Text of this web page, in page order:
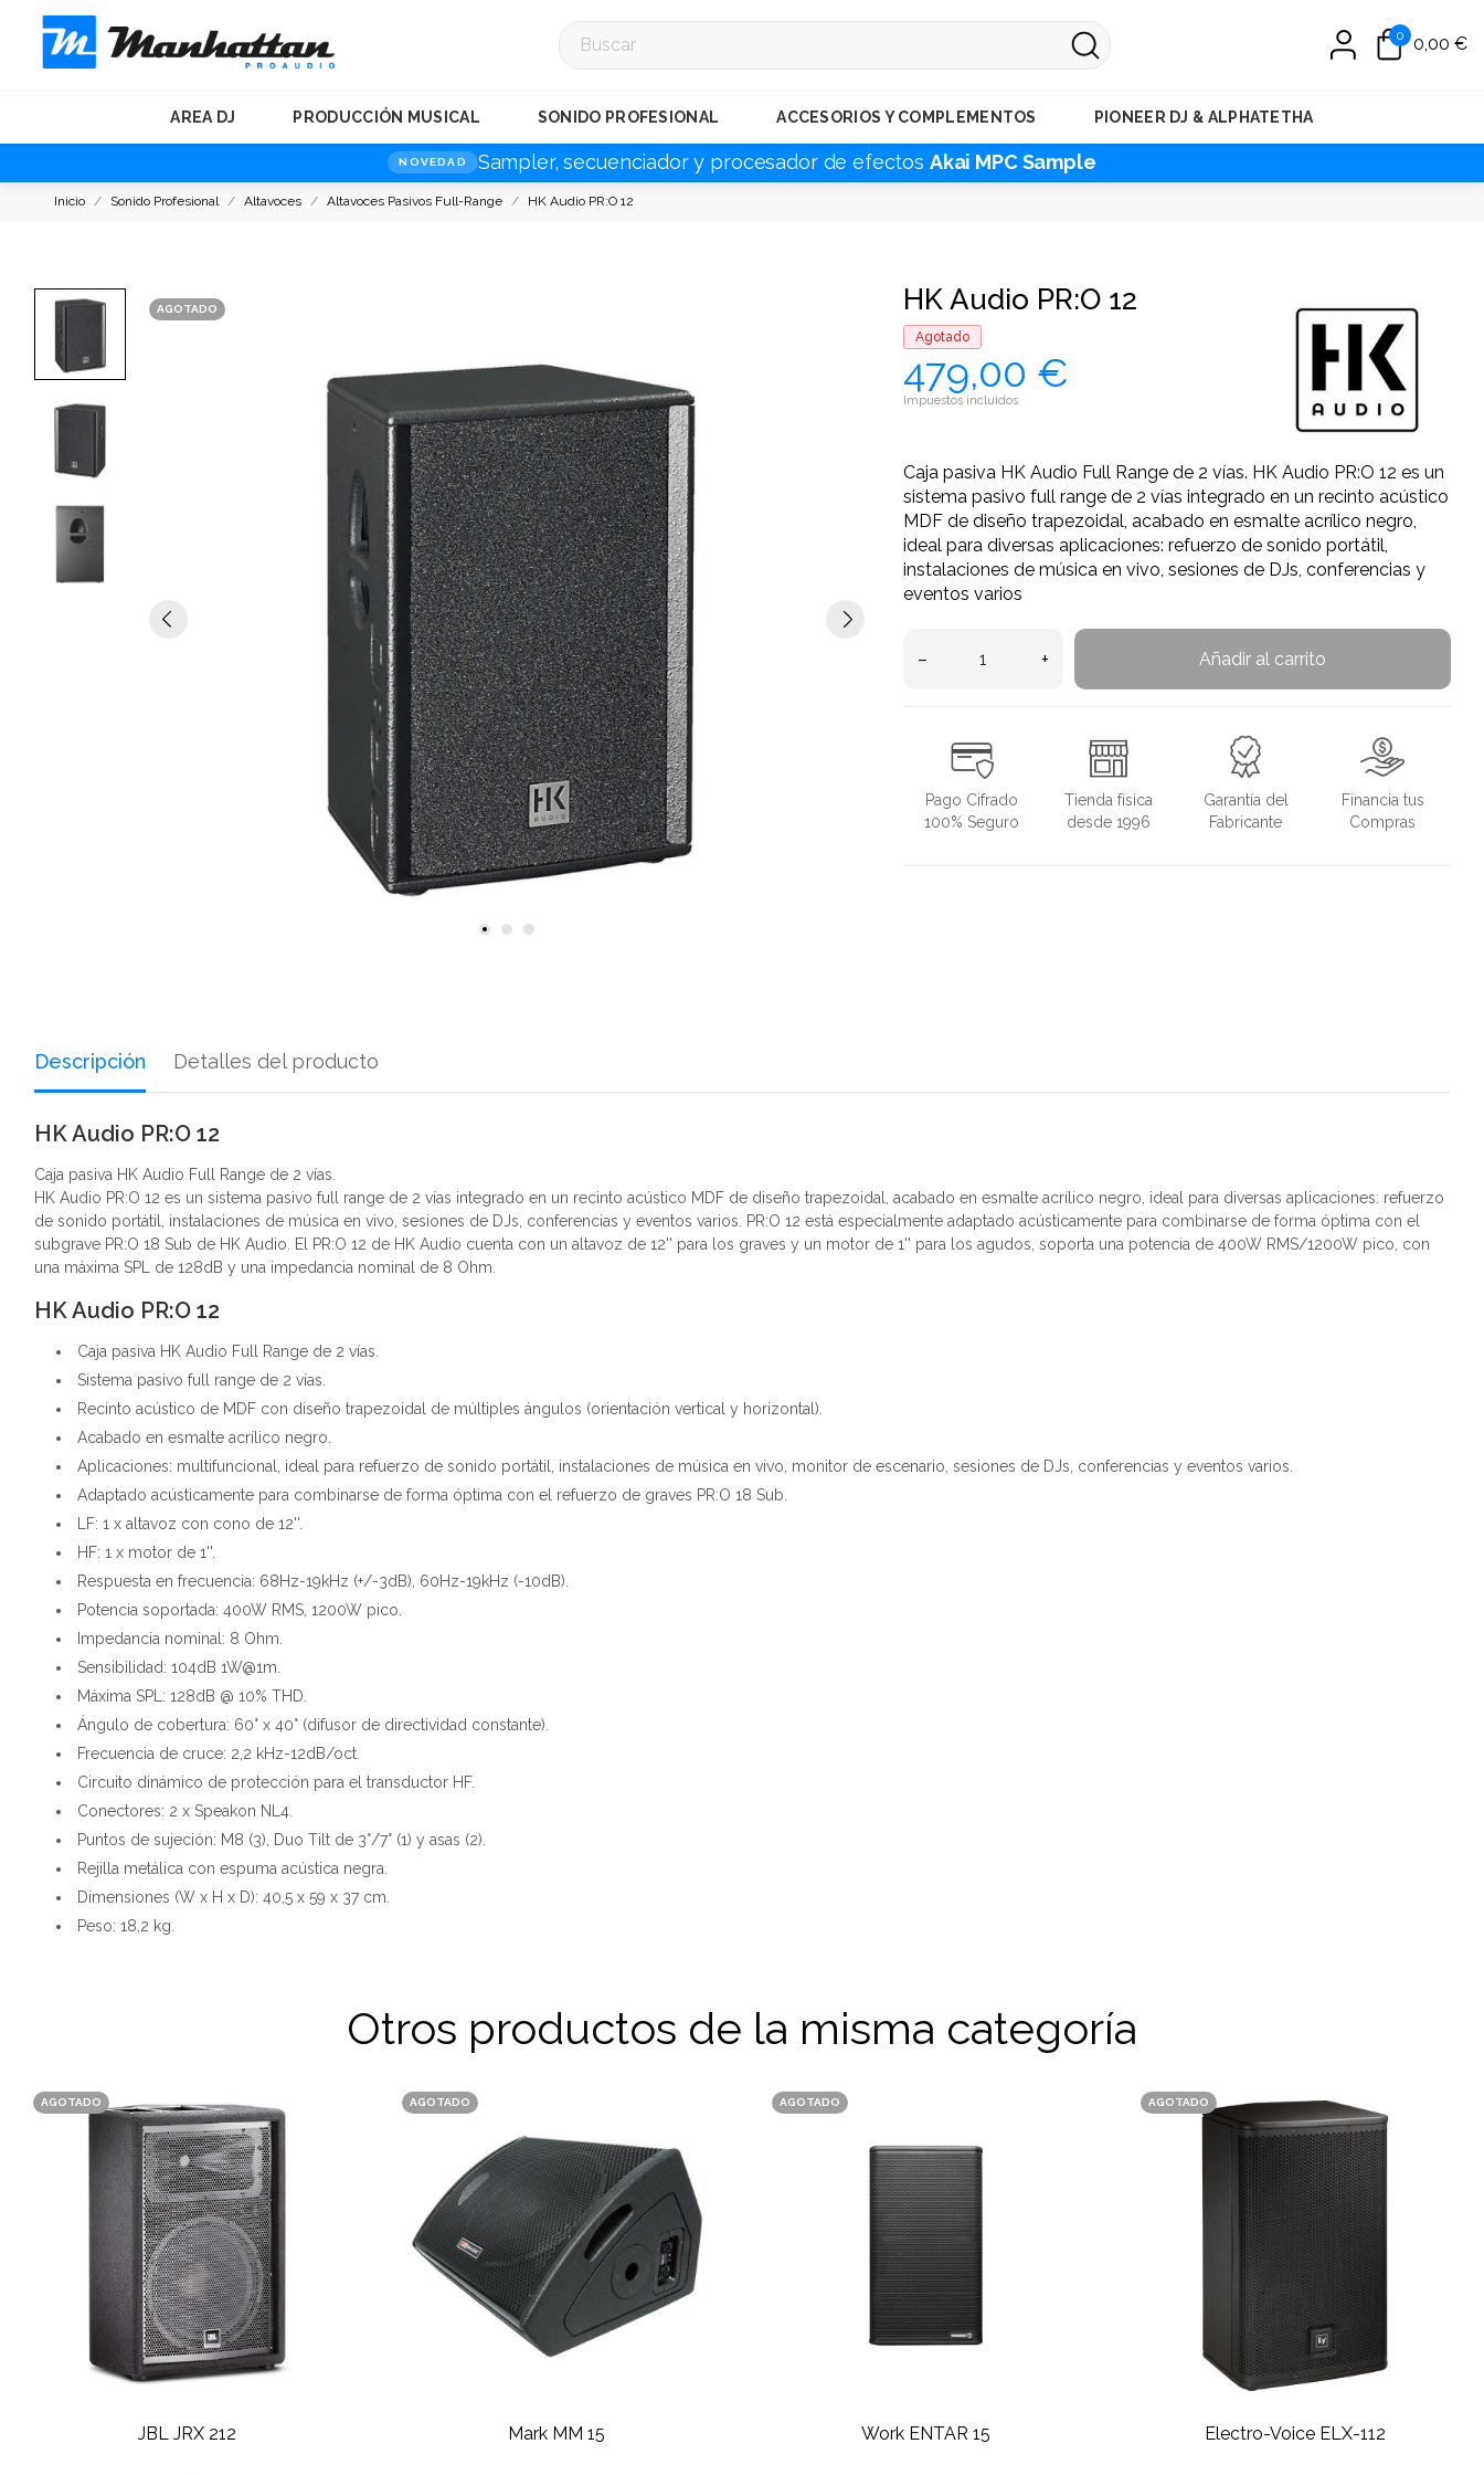
NOVEDAD Sampler, secuenciador y procesador de efectos Akai MPC Sample
0 0,00 €
AREA DJ PRODUCCIÓN MUSICAL SONIDO PROFESIONAL ACCESORIOS Y COMPLEMENTOS PIONEER DJ & ALPHATETHA
Inicio Sonido Profesional Altavoces Altavoces Pasivos Full-Range HK Audio PR:O 12
AGOTADO HK Audio PR:O 12
Agotado
479,00 €
Impuestos incluidos
Caja pasiva HK Audio Full Range de 2 vías. HK Audio PR:O 12 es un
sistema pasivo full range de 2 vías integrado en un recinto acústico
MDF de diseño trapezoidal, acabado en esmalte acrílico negro,
ideal para diversas aplicaciones: refuerzo de sonido portátil,
instalaciones de música en vivo, sesiones de DJs, conferencias y
eventos varios
– + Añadir al carrito
Pago Cifrado
100% Seguro
Tienda física
desde 1996
Garantía del
Fabricante
Financia tus
Compras
Descripción Detalles del producto
HK Audio PR:O 12
Caja pasiva HK Audio Full Range de 2 vías.
HK Audio PR:O 12 es un sistema pasivo full range de 2 vías integrado en un recinto acústico MDF de diseño trapezoidal, acabado en esmalte acrílico negro, ideal para diversas aplicaciones: refuerzo
de sonido portátil, instalaciones de música en vivo, sesiones de DJs, conferencias y eventos varios. PR:O 12 está especialmente adaptado acústicamente para combinarse de forma óptima con el
subgrave PR:O 18 Sub de HK Audio. El PR:O 12 de HK Audio cuenta con un altavoz de 12'' para los graves y un motor de 1'' para los agudos, soporta una potencia de 400W RMS/1200W pico, con
una máxima SPL de 128dB y una impedancia nominal de 8 Ohm.
HK Audio PR:O 12
Caja pasiva HK Audio Full Range de 2 vías.
Sistema pasivo full range de 2 vías.
Recinto acústico de MDF con diseño trapezoidal de múltiples ángulos (orientación vertical y horizontal).
Acabado en esmalte acrílico negro.
Aplicaciones: multifuncional, ideal para refuerzo de sonido portátil, instalaciones de música en vivo, monitor de escenario, sesiones de DJs, conferencias y eventos varios.
Adaptado acústicamente para combinarse de forma óptima con el refuerzo de graves PR:O 18 Sub.
LF: 1 x altavoz con cono de 12''.
HF: 1 x motor de 1''.
Respuesta en frecuencia: 68Hz-19kHz (+/-3dB), 60Hz-19kHz (-10dB).
Potencia soportada: 400W RMS, 1200W pico.
Impedancia nominal: 8 Ohm.
Sensibilidad: 104dB 1W@1m.
Máxima SPL: 128dB @ 10% THD.
Ángulo de cobertura: 60° x 40° (difusor de directividad constante).
Frecuencia de cruce: 2,2 kHz-12dB/oct.
Circuito dinámico de protección para el transductor HF.
Conectores: 2 x Speakon NL4.
Puntos de sujeción: M8 (3), Duo Tilt de 3°/7° (1) y asas (2).
Rejilla metálica con espuma acústica negra.
Dimensiones (W x H x D): 40,5 x 59 x 37 cm.
Peso: 18,2 kg.
Otros productos de la misma categoría
AGOTADO
JBL JRX 212
AGOTADO
Mark MM 15
AGOTADO
Work ENTAR 15
AGOTADO
Electro-Voice ELX-112